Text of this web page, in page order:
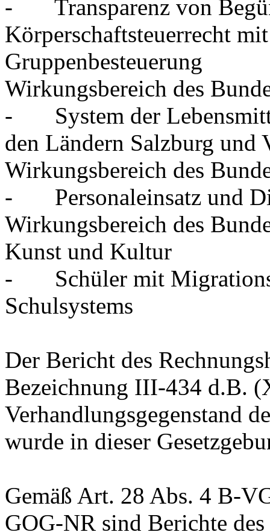
- Transparenz von
Körperschaftsteuerrecht
Gruppenbesteuerung
Wirkungsbereich des
- System der
den Ländern Salzburg und
Wirkungsbereich des
- Personaleinsatz und
Wirkungsbereich des
Kunst und Kultur
- Schüler mit
Schulsystems
Der Bericht des
Bezeichnung III-434 d.B.
Verhandlungsgegenstand
wurde in dieser
Gemäß Art. 28 Abs. 4 B-
GOG-NR sind Berichte